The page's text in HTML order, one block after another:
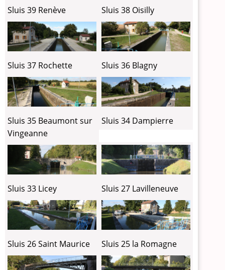
Sluis 39 Renève Sluis 38 Oisilly
Sluis 37 Rochette Sluis 36 Blagny
Sluis 35 Beaumont sur
Vingeanne
Sluis 34 Dampierre
Sluis 33 Licey Sluis 27 Lavilleneuve
Sluis 26 Saint Maurice Sluis 25 la Romagne